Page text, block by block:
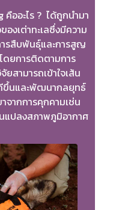
ออะไร ? ได้ถูกนำมา
องเต่าทะเลซึ่งมีความ
ารสืบพันธุ์และการสูญ
ดยการติดตามการ
ยสามารถเข้าใจเส้น
ขึ้นและพัฒนากลยุทธ์
จากการคุกคามเช่น
แปลงสภาพภูมิอากาศ